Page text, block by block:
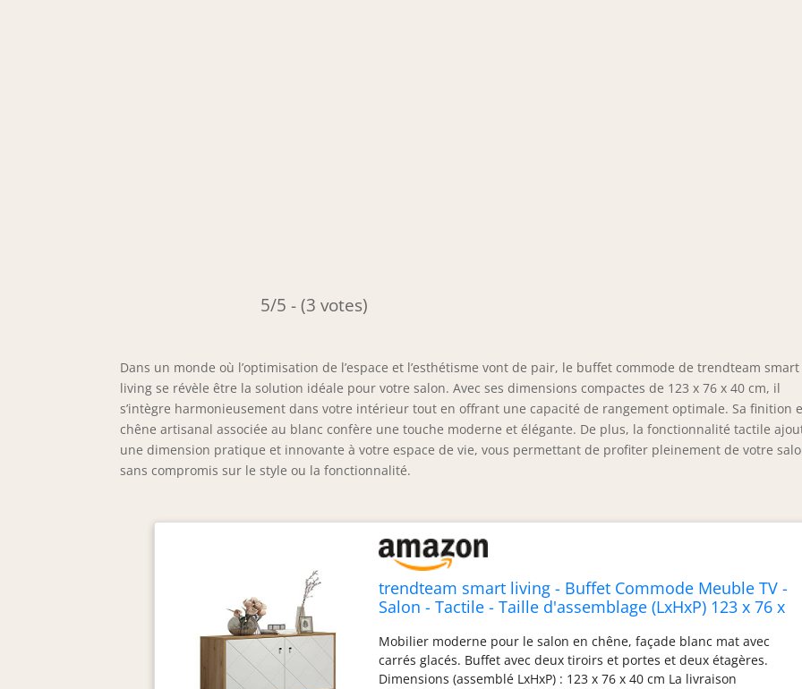
5/5 - (3 votes)
Dans un monde où l’optimisation de l’espace et l’esthétisme vont de pair, le buffet commode de trendteam smart
living se révèle être la solution idéale pour votre salon. Avec ses dimensions compactes de 123 x 76 x 40 cm, il
s’intègre harmonieusement dans votre intérieur tout en offrant une capacité de rangement optimale. Sa finition
chêne artisanal associée au blanc confère une touche moderne et élégante. De plus, la fonctionnalité tactile
une dimension pratique et innovante à votre espace de vie, vous permettant de profiter pleinement de votre
sans compromis sur le style ou la fonctionnalité.
trendteam smart living - Buffet Commode Meuble TV -
Salon - Tactile - Taille d'assemblage (LxHxP) 123 x 76 x
210287107
Mobilier moderne pour le salon en chêne, façade blanc mat avec
carrés glacés. Buffet avec deux tiroirs et portes et deux étagères.
Dimensions (assemblé LxHxP) : 123 x 76 x 40 cm La livraison